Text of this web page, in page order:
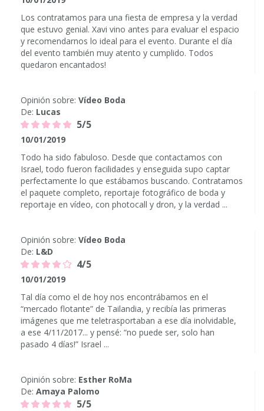
Los contratamos para una fiesta de empresa y la verdad
que estuvo genial. Xavi vino antes para evaluar el espacio
y recomendarnos lo ideal para el evento. Durante el día
del evento también muy atento y cumplido. Todos
quedaron encantados!
Opinión sobre: Vídeo Boda
De: Lucas
5/5
10/01/2019
Todo ha sido fabuloso. Desde que contactamos con
Israel, todo fueron facilidades y enseguida supo captar
perfectamente lo que estábamos buscando. Contratamos
el paquete completo, reportaje fotográfico de boda y
reportaje en vídeo, con photocall y dron, y la verdad ...
Opinión sobre: Vídeo Boda
De: L&D
4/5
10/01/2019
Tal día como el de hoy nos encontrábamos en el
“mercado flotante” de Tailandia, y recibía las primeras
imágenes que me teletrasportaban a ese día inolvidable,
a ese 4/11/2017... y pensé: “no puede ser, solo han
pasado 4 días!” Israel ...
Opinión sobre: Esther RoMa
De: Amaya Palomo
5/5